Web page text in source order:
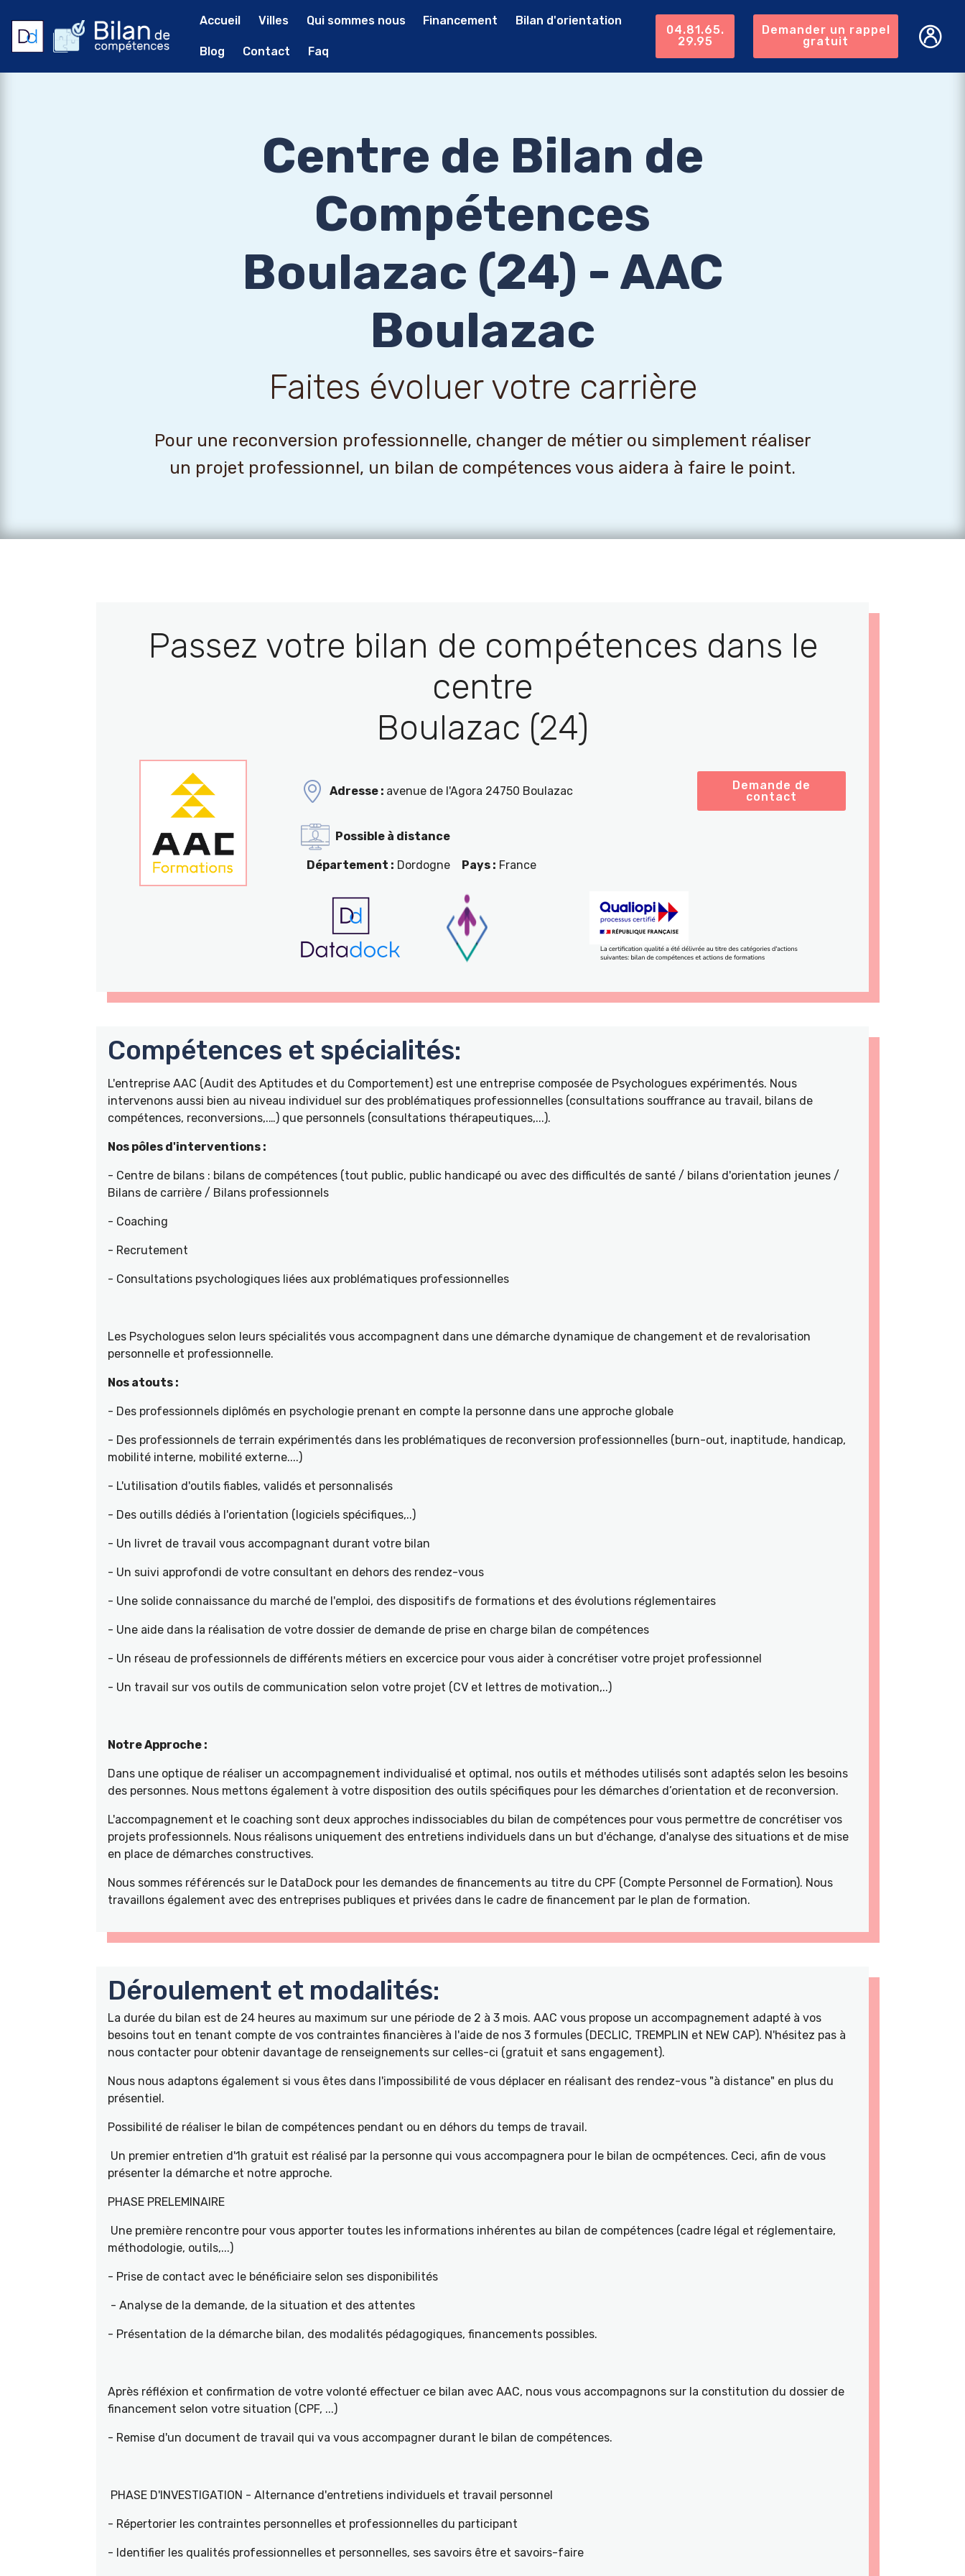
Accueil Villes Qui sommes nous Financement Bilan d'orientation
Blog Contact Faq
04.81.65.
29.95
Demander un rappel
gratuit
Centre de Bilan de
Compétences
Boulazac (24) - AAC
Boulazac
Faites évoluer votre carrière
Pour une reconversion professionnelle, changer de métier ou simplement réaliser
un projet professionnel, un bilan de compétences vous aidera à faire le point.
Passez votre bilan de compétences dans le
centre
Boulazac (24)
Adresse : avenue de l'Agora 24750 Boulazac
Demande de
contact
Possible à distance
Département : Dordogne Pays : France
Compétences et spécialités:
L'entreprise AAC (Audit des Aptitudes et du Comportement) est une entreprise composée de Psychologues expérimentés. Nous
intervenons aussi bien au niveau individuel sur des problématiques professionnelles (consultations souffrance au travail, bilans de
compétences, reconversions,.…) que personnels (consultations thérapeutiques,...).
Nos pôles d'interventions :
- Centre de bilans : bilans de compétences (tout public, public handicapé ou avec des difficultés de santé / bilans d'orientation jeunes /
Bilans de carrière / Bilans professionnels
- Coaching
- Recrutement
- Consultations psychologiques liées aux problématiques professionnelles
Les Psychologues selon leurs spécialités vous accompagnent dans une démarche dynamique de changement et de revalorisation
personnelle et professionnelle.
Nos atouts :
- Des professionnels diplômés en psychologie prenant en compte la personne dans une approche globale
- Des professionnels de terrain expérimentés dans les problématiques de reconversion professionnelles (burn-out, inaptitude, handicap,
mobilité interne, mobilité externe....)
- L'utilisation d'outils fiables, validés et personnalisés
- Des outills dédiés à l'orientation (logiciels spécifiques,..)
- Un livret de travail vous accompagnant durant votre bilan
- Un suivi approfondi de votre consultant en dehors des rendez-vous
- Une solide connaissance du marché de l'emploi, des dispositifs de formations et des évolutions réglementaires
- Une aide dans la réalisation de votre dossier de demande de prise en charge bilan de compétences
- Un réseau de professionnels de différents métiers en excercice pour vous aider à concrétiser votre projet professionnel
- Un travail sur vos outils de communication selon votre projet (CV et lettres de motivation,..)
Notre Approche :
Dans une optique de réaliser un accompagnement individualisé et optimal, nos outils et méthodes utilisés sont adaptés selon les besoins
des personnes. Nous mettons également à votre disposition des outils spécifiques pour les démarches d’orientation et de reconversion.
L'accompagnement et le coaching sont deux approches indissociables du bilan de compétences pour vous permettre de concrétiser vos
projets professionnels. Nous réalisons uniquement des entretiens individuels dans un but d'échange, d'analyse des situations et de mise
en place de démarches constructives.
Nous sommes référencés sur le DataDock pour les demandes de financements au titre du CPF (Compte Personnel de Formation). Nous
travaillons également avec des entreprises publiques et privées dans le cadre de financement par le plan de formation.
Déroulement et modalités:
La durée du bilan est de 24 heures au maximum sur une période de 2 à 3 mois. AAC vous propose un accompagnement adapté à vos
besoins tout en tenant compte de vos contraintes financières à l'aide de nos 3 formules (DECLIC, TREMPLIN et NEW CAP). N'hésitez pas à
nous contacter pour obtenir davantage de renseignements sur celles-ci (gratuit et sans engagement).
Nous nous adaptons également si vous êtes dans l'impossibilité de vous déplacer en réalisant des rendez-vous "à distance" en plus du
présentiel.
Possibilité de réaliser le bilan de compétences pendant ou en déhors du temps de travail.
Un premier entretien d'1h gratuit est réalisé par la personne qui vous accompagnera pour le bilan de ocmpétences. Ceci, afin de vous
présenter la démarche et notre approche.
PHASE PRELEMINAIRE
Une première rencontre pour vous apporter toutes les informations inhérentes au bilan de compétences (cadre légal et réglementaire,
méthodologie, outils,...)
- Prise de contact avec le bénéficiaire selon ses disponibilités
- Analyse de la demande, de la situation et des attentes
- Présentation de la démarche bilan, des modalités pédagogiques, financements possibles.
Après réfléxion et confirmation de votre volonté effectuer ce bilan avec AAC, nous vous accompagnons sur la constitution du dossier de
financement selon votre situation (CPF, ...)
- Remise d'un document de travail qui va vous accompagner durant le bilan de compétences.
PHASE D'INVESTIGATION - Alternance d'entretiens individuels et travail personnel
- Répertorier les contraintes personnelles et professionnelles du participant
- Identifier les qualités professionnelles et personnelles, ses savoirs être et savoirs-faire